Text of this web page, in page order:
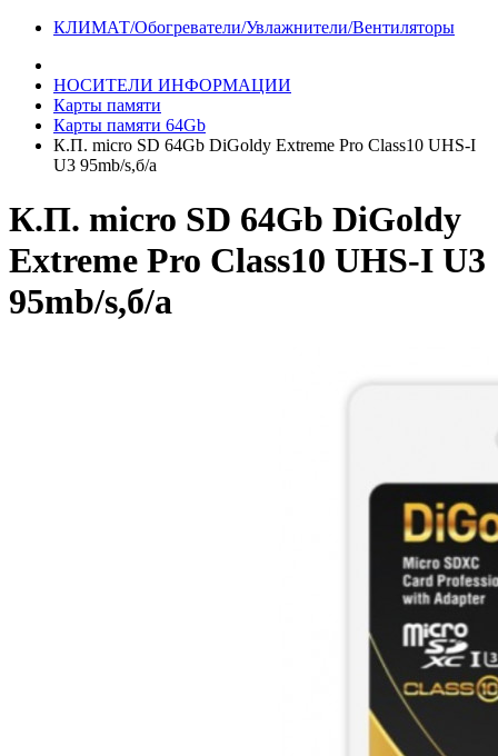
КЛИМАТ/Обогреватели/Увлажнители/Вентиляторы
НОСИТЕЛИ ИНФОРМАЦИИ
Карты памяти
Карты памяти 64Gb
К.П. micro SD 64Gb DiGoldy Extreme Pro Class10 UHS-I
U3 95mb/s,б/а
К.П. micro SD 64Gb DiGoldy
Extreme Pro Class10 UHS-I U3
95mb/s,б/а